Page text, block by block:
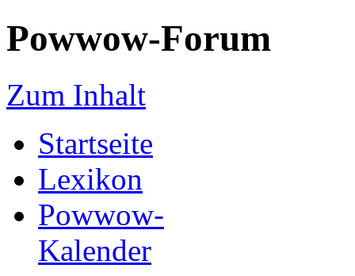
Powwow-Forum
Zum Inhalt
Startseite
Lexikon
Powwow-
Kalender